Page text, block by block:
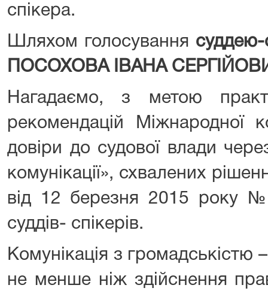
спікера.
Шляхом голосування суддею-
ПОСОХОВА ІВАНА
Нагадаємо, з метою
рекомендацій Міжнародної
довіри до судової влади
комунікації», схвалених
від 12 березня 2015 року
суддів- спікерів.
Комунікація з громадськістю
не менше ніж здійснення